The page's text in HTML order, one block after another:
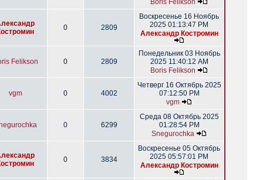
Boris Felikson
0 2809
Воскресенье 16 Ноябрь
2025 01:13:47 PM
Александр Костромин
Felikson 0 2809
Понедельник 03 Ноябрь
2025 11:40:12 AM
Boris Felikson
vgm 0 4002
Четверг 16 Октябрь 2025
07:12:50 PM
vgm
0 6299
Среда 08 Октябрь 2025
01:28:54 PM
Snegurochka
0 3834
Воскресенье 05 Октябрь
2025 05:57:01 PM
Александр Костромин